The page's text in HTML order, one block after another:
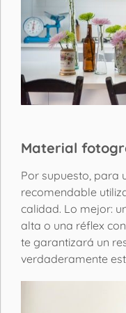
Material
Por supuesto, para
recomendable
calidad. Lo mejor:
alta o una réflex
te garantizará un
verdaderamente